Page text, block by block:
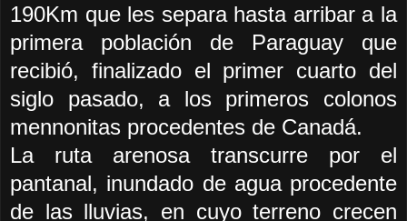
190Km que les separa hasta arribar a la
primera población de Paraguay que
recibió, finalizado el primer cuarto del
siglo pasado, a los primeros colonos
mennonitas procedentes de Canadá.
La ruta arenosa transcurre por el
pantanal, inundado de agua procedente
de las lluvias, en cuyo terreno crecen